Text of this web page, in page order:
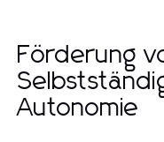
Förderung
Autonomie